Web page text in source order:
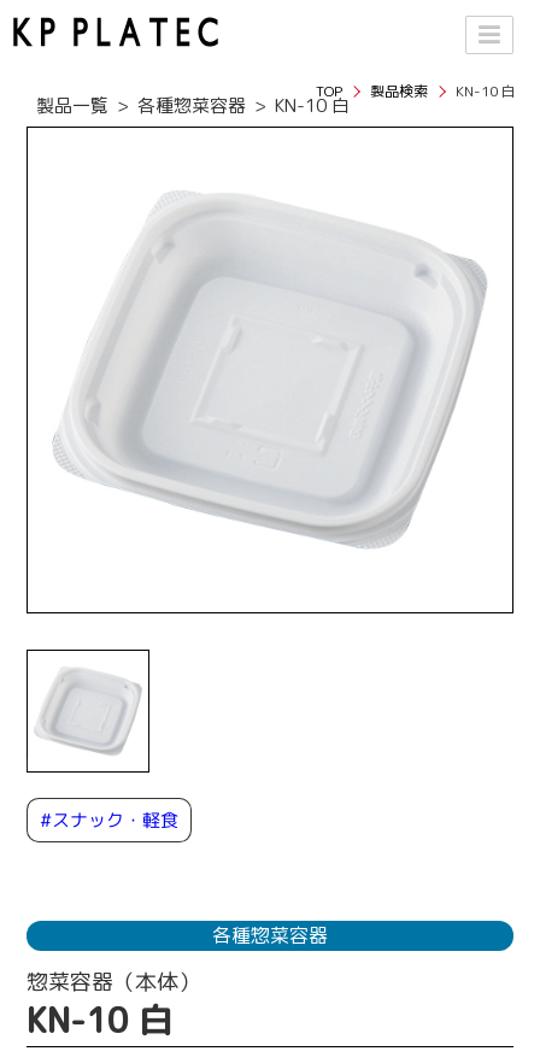
TOP 製品検索 KN-10 白
製品一覧 各種惣菜容器 KN-10 白
#スナック・軽食
各種惣菜容器
惣菜容器（本体）
KN-10 白